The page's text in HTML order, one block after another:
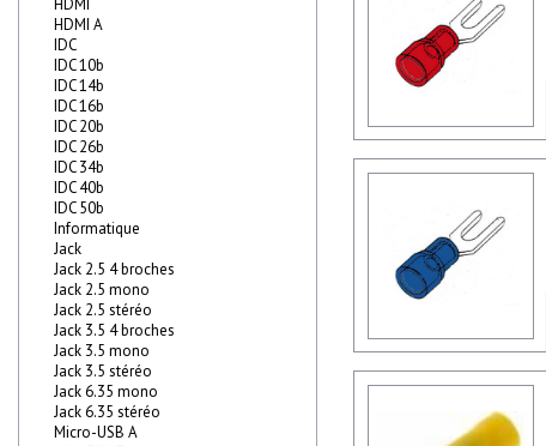
HDMI
HDMI A
IDC
IDC 10b
IDC 14b
IDC 16b
IDC 20b
IDC 26b
IDC 34b
IDC 40b
IDC 50b
Informatique
Jack
Jack 2.5 4 broches
Jack 2.5 mono
Jack 2.5 stéréo
Jack 3.5 4 broches
Jack 3.5 mono
Jack 3.5 stéréo
Jack 6.35 mono
Jack 6.35 stéréo
Micro-USB A